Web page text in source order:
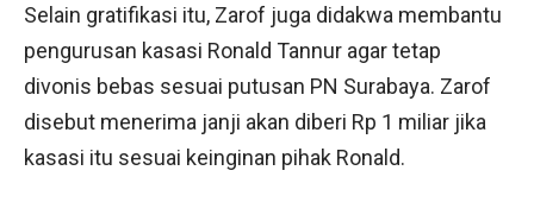
Selain gratifikasi itu, Zarof juga didakwa membantu
pengurusan kasasi Ronald Tannur agar tetap
divonis bebas sesuai putusan PN Surabaya. Zarof
disebut menerima janji akan diberi Rp 1 miliar jika
kasasi itu sesuai keinginan pihak Ronald.